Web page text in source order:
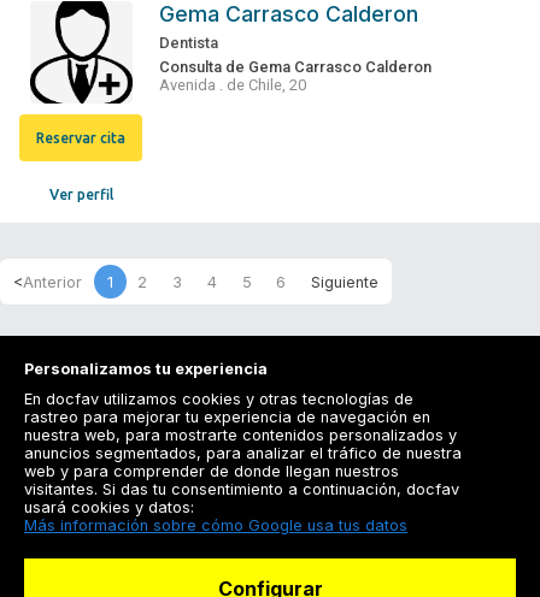
Ver perfil
Reservar cita
Gema Carrasco Calderon
Dentista
Consulta de Gema Carrasco Calderon
Avenida . de Chile, 20
1 2 3 4 5 6
Registrarse
Docfav
Personalizamos tu experiencia
En docfav utilizamos cookies y otras tecnologías de
rastreo para mejorar tu experiencia de navegación en
nuestra web, para mostrarte contenidos personalizados y
anuncios segmentados, para analizar el tráfico de nuestra
web y para comprender de donde llegan nuestros
visitantes. Si das tu consentimiento a continuación, docfav
usará cookies y datos:
Más información sobre cómo Google usa tus datos
Configurar